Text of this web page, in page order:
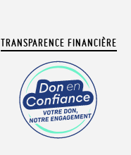
TRANSPARENCE FINANCIÈRE